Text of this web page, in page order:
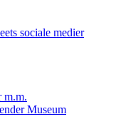
sociale medier
m.m.
Museum